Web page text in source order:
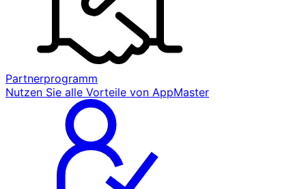
Partnerprogramm
Nutzen Sie alle Vorteile von AppMaster